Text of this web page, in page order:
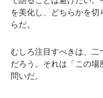
を美化し、どちらかを
らだ。
むしろ注目すべきは、二
だろう。それは「この場
問いだ。